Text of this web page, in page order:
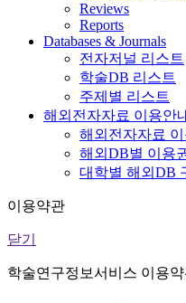
Reviews
Reports
Databases & Journals
전자저널 리스트
학술DB 리스트
주제별 리스트
해외전자자료 이용안
해외전자자료 이
해외DB별 이용
대학별 해외DB
이용약관
닫기
학술연구정보서비스 이용